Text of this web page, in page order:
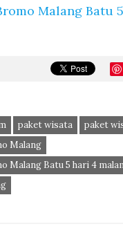
Malang Batu
paket wisata
paket
Malang
Malang Batu 5 hari 4